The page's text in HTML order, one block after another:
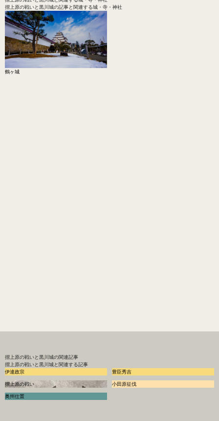
摺上原の戦いと黒川城の記事と関連する城・寺・神社
鶴ヶ城
摺上原の戦いと黒川城の関連記事
摺上原の戦いと黒川城と関連する記事
伊達政宗
豊臣秀吉
摺上原の戦い 小田原征伐
奥州仕置